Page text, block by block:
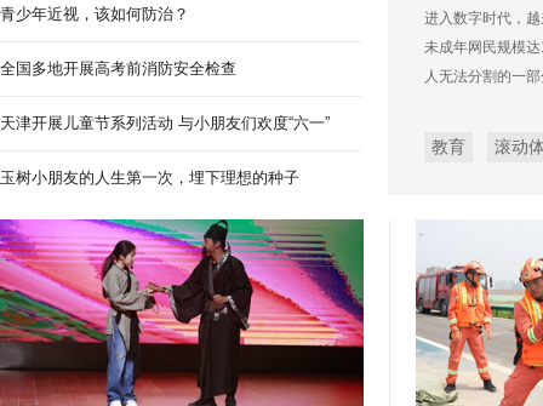
进入数字时代，
未成年网民规模
人无法分割的一
教育 滚动
青少年近视，该如何防治？
全国多地开展高考前消防安全检查
天津开展儿童节系列活动 与小朋友们欢度“六一”
玉树小朋友的人生第一次，埋下理想的种子